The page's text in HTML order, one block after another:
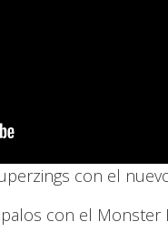
con el
con el Monster